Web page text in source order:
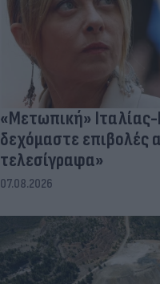
«Μετωπική» Ιταλίας-
δεχόμαστε επιβολές
τελεσίγραφα»
07.08.2026